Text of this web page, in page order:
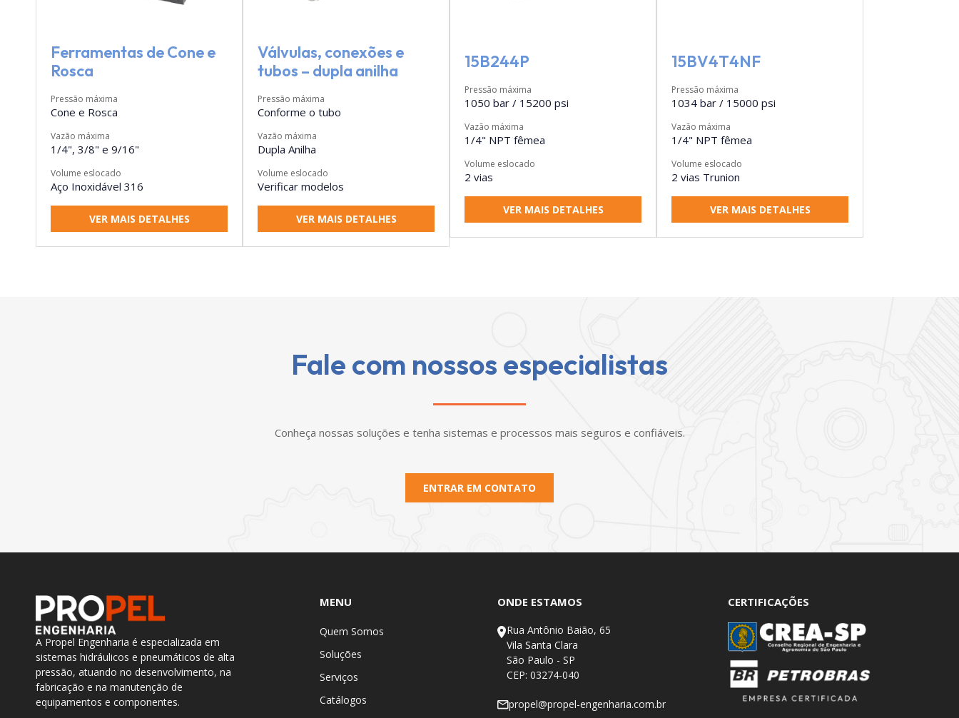
Ferramentas de Cone e
Rosca
Pressão máxima
Cone e Rosca
Vazão máxima
1/4", 3/8" e 9/16"
Volume eslocado
Aço Inoxidável 316
VER MAIS DETALHES
Válvulas, conexões e
tubos – dupla anilha
Pressão máxima
Conforme o tubo
Vazão máxima
Dupla Anilha
Volume eslocado
Verificar modelos
VER MAIS DETALHES
15B244P
Pressão máxima
1050 bar / 15200 psi
Vazão máxima
1/4" NPT fêmea
Volume eslocado
2 vias
VER MAIS DETALHES
15BV4T4NF
Pressão máxima
1034 bar / 15000 psi
Vazão máxima
1/4" NPT fêmea
Volume eslocado
2 vias Trunion
VER MAIS DETALHES
Fale com nossos especialistas
Conheça nossas soluções e tenha sistemas e processos mais seguros e confiáveis.
ENTRAR EM CONTATO
A Propel Engenharia é especializada em
sistemas hidráulicos e pneumáticos de alta
pressão, atuando no desenvolvimento, na
fabricação e na manutenção de
equipamentos e componentes.
MENU
Quem Somos
Soluções
Serviços
Catálogos
ONDE ESTAMOS
Rua Antônio Baião, 65
Vila Santa Clara
São Paulo - SP
CEP: 03274-040
propel@propel-engenharia.com.br
CERTIFICAÇÕES